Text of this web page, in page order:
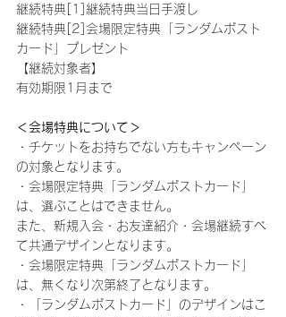
継続特典[1]継続特典当日手渡し
継続特典[2]会場限定特典「ランダムポスト
カード」プレゼント
【継続対象者】
有効期限1月まで
＜会場特典について＞
・チケットをお持ちでない方もキャンペーン
の対象となります。
・会場限定特典「ランダムポストカード」
は、選ぶことはできません。
また、新規入会・お友達紹介・会場継続すべ
て共通デザインとなります。
・会場限定特典「ランダムポストカード」
は、無くなり次第終了となります。
・「ランダムポストカード」のデザインはこ